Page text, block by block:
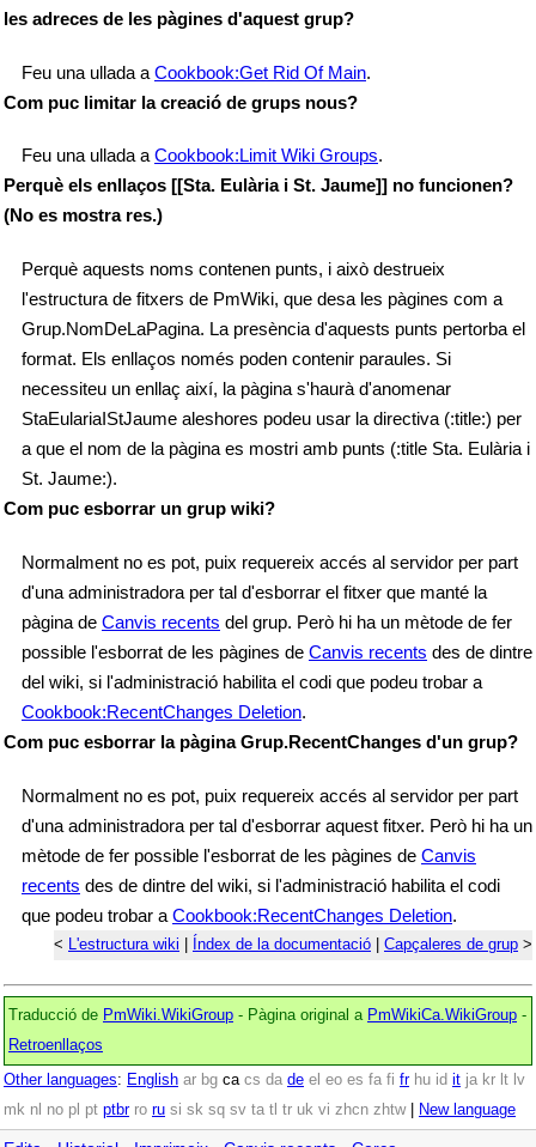
les adreces de les pàgines d'aquest grup?
Feu una ullada a Cookbook:Get Rid Of Main.
Com puc limitar la creació de grups nous?
Feu una ullada aCookbook:Limit Wiki Groups.
Perquè els enllaços [[Sta. Eulària i St. Jaume]] no funcionen?
(No es mostra res.)
Perquè aquests noms contenen punts, i això destrueix
l'estructura de fitxers de PmWiki, que desa les pàgines com a
Grup.NomDeLaPagina. La presència d'aquests punts pertorba el
format. Els enllaços només poden contenir paraules. Si
necessiteu un enllaç així, la pàgina s'haurà d'anomenar
StaEulariaIStJaume aleshores podeu usar la directiva (:title:) per
a que el nom de la pàgina es mostri amb punts (:title Sta. Eulària i
St. Jaume:).
Com puc esborrar un grup wiki?
Normalment no es pot, puix requereix accés al servidor per part
d'una administradora per tal d'esborrar el fitxer que manté la
pàgina de Canvis recents del grup. Però hi ha un mètode de fer
possible l'esborrat de les pàgines de Canvis recents des de dintre
del wiki, si l'administració habilita el codi que podeu trobar a
Cookbook:RecentChanges Deletion.
Com puc esborrar la pàgina Grup.RecentChanges d'un grup?
Normalment no es pot, puix requereix accés al servidor per part
d'una administradora per tal d'esborrar aquest fitxer. Però hi ha un
mètode de fer possible l'esborrat de les pàgines de Canvis
recents des de dintre del wiki, si l'administració habilita el codi
que podeu trobar a Cookbook:RecentChanges Deletion.
< L'estructura wiki Índex de la documentació Capçaleres de grup >
Traducció de PmWiki.WikiGroup - Pàgina original a PmWikiCa.WikiGroup -
Retroenllaços
Other languages: English ar bg ca cs da de el eo es fa fi fr hu id it ja kr lt lv
mk nl no pl pt ptbr ro ru si sk sq sv ta tl tr uk vi zhcn zhtw| New language